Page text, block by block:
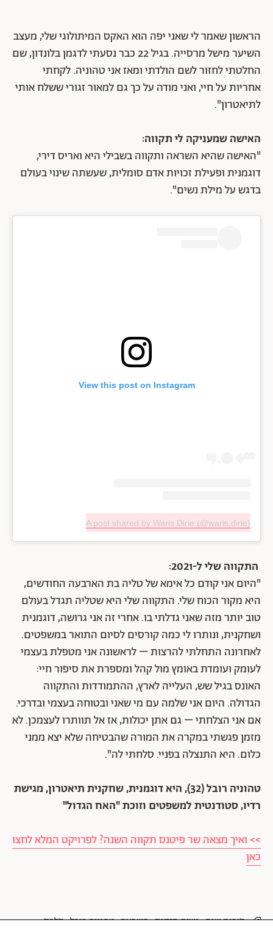
הראשון שאמר לי שאני יפה הוא האקס המיתולוגי שלי, מעצב
השיער מישל מרסייה. בגיל 22 כבר נסעתי לדגמן בלונדון, שם
החלטתי לחזור לשם הולדתי ומאז אני טהוניה. לקחתי
אחריות על חיי, ואני מודה על כך גם למאור זגורי ששלח אותי
לתיאטרון".
האישה שמעניקה לי תקווה:
"האישה שהיא השראה ותקווה בשבילי היא ואריס דירי,
דוגמנית ופעילת זכויות אדם סומלית, שעשתה שינוי בעולם
בדגש על מילת נשים".
View this post on Instagram
A post shared by Waris Dirie (@waris.dirie)
התקווה שלי ל-2021:
"היום אני קודם כל אימא של טליה בת הארבעה החודשים,
היא מקור הכוח שלי. התקווה שלי היא שטליה תגדל בעולם
טוב יותר מזה שאני גדלתי בו. אחרי זה אני גרושה, דוגמנית
ושחקנית, ונותרו לי כמה קורסים לסיום התואר במשפטים.
לאחרונה התחלתי להרצות – לראשונה אני מטפלת בעצמי
לעומק ועומדת באומץ מול קהל ומספרת את סיפור חיי:
האונס בגיל שש, העלייה לארץ, ההתמודדות והתקווה
הגדולה. היום אני שלמה עם מי שאני ובטוחה בעצמי ובדרכי.
אם אני הצלחתי – גם אתן יכולות, אז אל תוותרו לעצמכן. לא
מזמן פגשתי במקרה את המורה שהבטיחה שלא יצא ממני
כלום. היא התנצלה בפניי. סלחתי לה".
טהוניה רובל (32), היא דוגמנית, שחקנית תיאטרון, מגישת
רדיו, סטודנטית למשפטים וזוכת "האח הגדול"
>> ואיך מצאה שר פיטנס תקווה השנה? לפרויקט המלא לחצו
כאן
סיכום שנה נשים חזקות השראה טהוניה רובל סלבס